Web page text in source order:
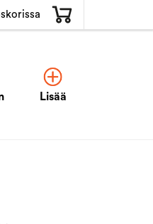
Lisää